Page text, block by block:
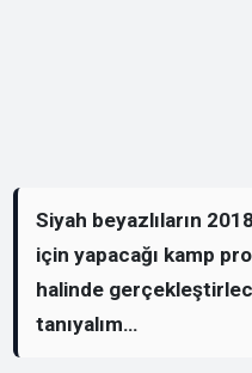
Siyah beyazlıların
için yapacağı kamp
halinde
tanıyalım…